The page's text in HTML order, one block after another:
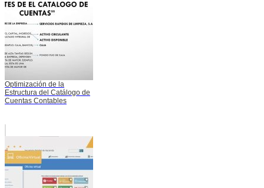
Optimización de la
Estructura del Catálogo de
Cuentas Contables